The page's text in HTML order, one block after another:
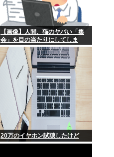
【画像】人間、猫のヤバい「集
会」を目の当たりにしてしま
う・・・・・
20万のイヤホン試聴したけど